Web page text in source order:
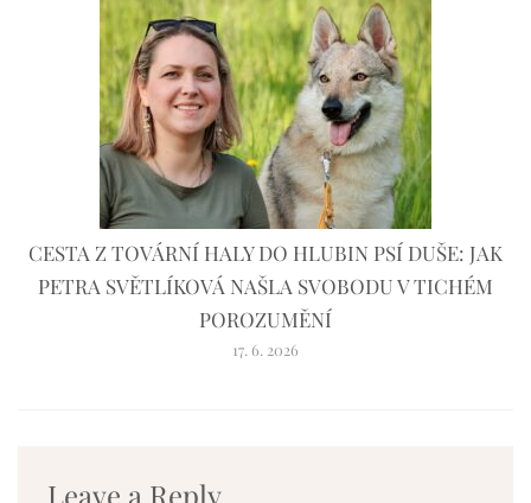
CESTA Z TOVÁRNÍ HALY DO HLUBIN PSÍ DUŠE: JAK
PETRA SVĚTLÍKOVÁ NAŠLA SVOBODU V TICHÉM
POROZUMĚNÍ
17. 6. 2026
Leave a Reply